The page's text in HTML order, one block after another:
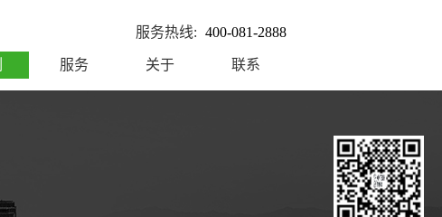
服务热线: 400-081-2888
服务 关于 联系